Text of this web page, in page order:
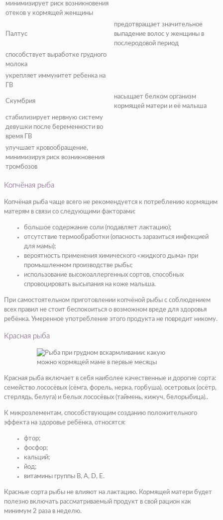
минимизирует риск возникновения
отеков у кормящей женщины
Палтус
предотвращает значительное
выпадение волос у женщины в
послеродовой период
способствует выработке грудного
молока
укрепляет иммунитет ребенка на
ГВ
Скумбрия
насыщает белком организм
кормящей матери и её малыша
стабилизирует нервную систему
девушки после беременности во
время ГВ
улучшает кровообращение,
минимизируя риск возникновения
тромбозов
Копчёная рыба
Копчёная рыба чаще всего не рекомендуется к потреблению кормящим
матерям в связи со следующими факторами:
большое содержание соли (подавляет лактацию);
отсутствие термообработки (опасность заразиться инфекцией
для мамы);
вероятность применения химического «жидкого дыма» при
промышленном производстве рыбы;
использование высокоаллергенных сортов, способных
спровоцировать высыпания на коже малыша.
При самостоятельном приготовлении копчёной рыбы с соблюдением
всех правил не стоит беспокоиться о возможном вреде для здоровья
ребёнка. Умеренное употребление этого продукта не повредит никому.
Красная рыба
Красная рыба включает в себя наиболее качественные и дорогие сорта:
семейство лососёвых (сёмга, форель, нерка, горбуша), осетровых (осётр,
стерлядь, белуга) и белых лососёвых (таймень, кижуч, белорыбица)..
К микроэлементам, способствующим созданию положительного
эффекта на здоровье ребёнка, относятся:
фтор;
фосфор;
кальций;
йод;
витамины группы B, A, D, E.
Красные сорта рыбы не влияют на лактацию. Кормящей матери будет
полезно включать рассматриваемый продукт в свой рацион как
минимум 2 раза в неделю.